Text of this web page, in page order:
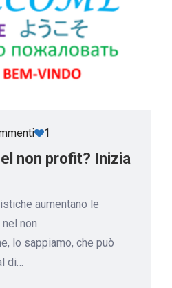
1
non profit? Inizia
aumentano le
non
lo sappiamo, che può
di…